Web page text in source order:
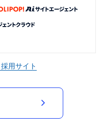
採用サイト